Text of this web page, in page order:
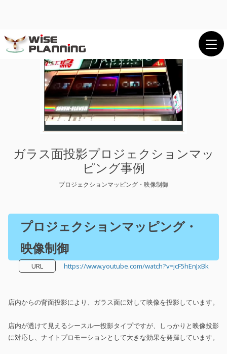
プロジェクションマッピング映像制作会社。
機材選定から施工までワンストップで提供。
メニュー
閉じる
ガラス面投影プロジェクションマッ
ピング事例
プロジェクションマッピング・映像制御
プロジェクションマッピング・
映像制御
URL https://www.youtube.com/watch?v=jcF5hEnJxBk
店内からの背面投影により、ガラス面に対して映像を投影しています。
店内が透けて見えるシースルー投影タイプですが、しっかりと映像投影
に対応し、ナイトプロモーションとして大きな効果を発揮しています。